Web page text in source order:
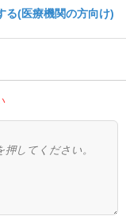
(医療機関の方向け)